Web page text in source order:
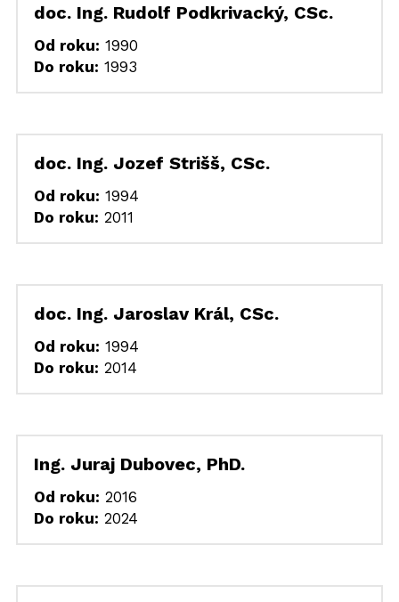
doc. Ing. Rudolf Podkrivacký, CSc.
Od roku: 1990
Do roku: 1993
doc. Ing. Jozef Strišš, CSc.
Od roku: 1994
Do roku: 2011
doc. Ing. Jaroslav Král, CSc.
Od roku: 1994
Do roku: 2014
Ing. Juraj Dubovec, PhD.
Od roku: 2016
Do roku: 2024